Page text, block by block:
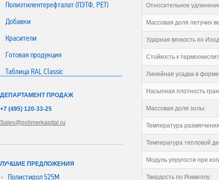
Полиэтилентерефталат (ПЭТФ, PET)
Добавки
Красители
Готовая продукция
Таблица RAL Classic
ДЕПАРТАМЕНТ ПРОДАЖ
+7 (495) 120-33-25
Sales@polimerkapital.ru
ЛУЧШИЕ ПРЕДЛОЖЕНИЯ
Полистирол 525М
Относительное
Массовая доля летучих
Ударная вязкость по
Стойкость к
Линейная усадка в
Насыпная плотность
Массовая доля золы:
Температура
Температура тепловой
Модуль упругости при
Твердость по Роквеллу: